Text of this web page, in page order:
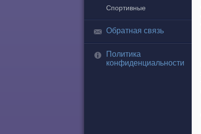
Спортивные
Обратная связь
Политика
конфиденциальности